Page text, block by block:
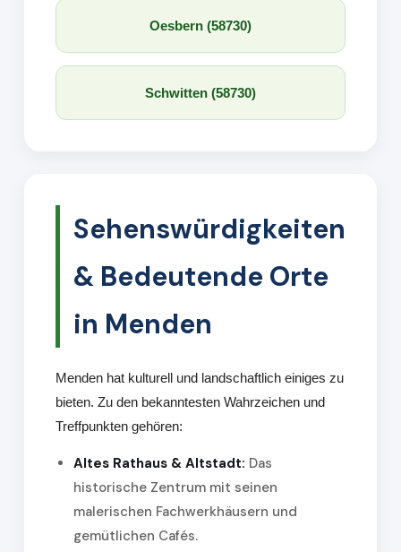
Oesbern (58730)
Schwitten (58730)
Sehenswürdigkeiten
& Bedeutende Orte
in Menden
Menden hat kulturell und landschaftlich einiges zu
bieten. Zu den bekanntesten Wahrzeichen und
Treffpunkten gehören:
Altes Rathaus & Altstadt: Das
historische Zentrum mit seinen
malerischen Fachwerkhäusern und
gemütlichen Cafés.